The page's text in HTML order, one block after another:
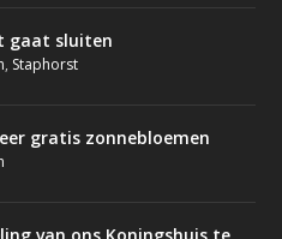
gaat sluiten
, Staphorst
gratis zonnebloemen